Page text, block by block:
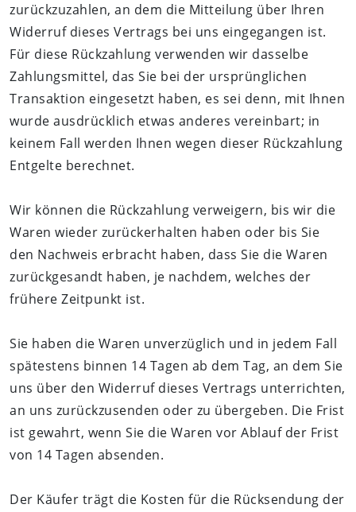
zurückzuzahlen, an dem die Mitteilung über Ihren
Widerruf dieses Vertrags bei uns eingegangen ist.
Für diese Rückzahlung verwenden wir dasselbe
Zahlungsmittel, das Sie bei der ursprünglichen
Transaktion eingesetzt haben, es sei denn, mit Ihnen
wurde ausdrücklich etwas anderes vereinbart; in
keinem Fall werden Ihnen wegen dieser Rückzahlung
Entgelte berechnet.
Wir können die Rückzahlung verweigern, bis wir die
Waren wieder zurückerhalten haben oder bis Sie
den Nachweis erbracht haben, dass Sie die Waren
zurückgesandt haben, je nachdem, welches der
frühere Zeitpunkt ist.
Sie haben die Waren unverzüglich und in jedem Fall
spätestens binnen 14 Tagen ab dem Tag, an dem Sie
uns über den Widerruf dieses Vertrags unterrichten,
an uns zurückzusenden oder zu übergeben. Die Frist
ist gewahrt, wenn Sie die Waren vor Ablauf der Frist
von 14 Tagen absenden.
Der Käufer trägt die Kosten für die Rücksendung der